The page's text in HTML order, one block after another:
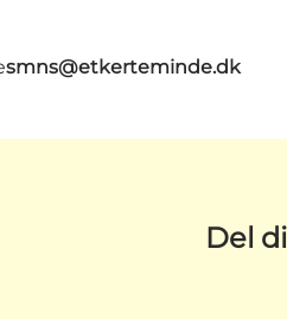
smns@etkerteminde.dk
Del